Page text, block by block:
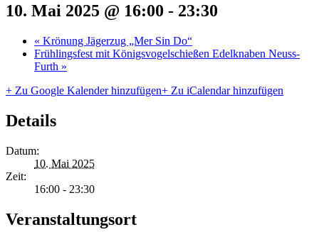
10. Mai 2025 @ 16:00 - 23:30
« Krönung Jägerzug „Mer Sin Do“
Frühlingsfest mit Königsvogelschießen Edelknaben Neuss-
Furth »
+ Zu Google Kalender hinzufügen+ Zu iCalendar hinzufügen
Details
Datum:
10. Mai 2025
Zeit:
16:00 - 23:30
Veranstaltungsort